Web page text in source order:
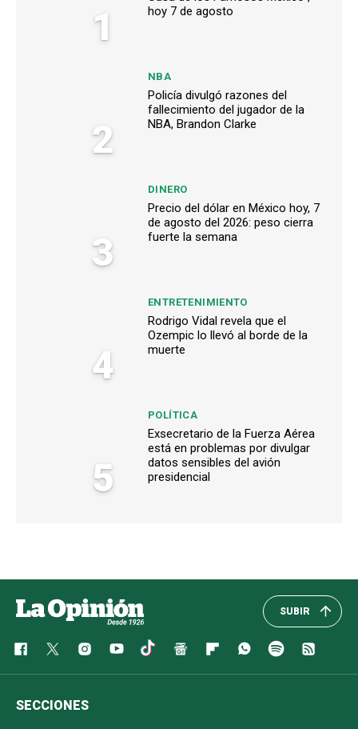
1
hoy 7 de agosto
2
NBA
Policía divulgó razones del
fallecimiento del jugador de la
NBA, Brandon Clarke
3
DINERO
Precio del dólar en México hoy, 7
de agosto del 2026: peso cierra
fuerte la semana
4
ENTRETENIMIENTO
Rodrigo Vidal revela que el
Ozempic lo llevó al borde de la
muerte
5
POLÍTICA
Exsecretario de la Fuerza Aérea
está en problemas por divulgar
datos sensibles del avión
presidencial
SUBIR
SECCIONES